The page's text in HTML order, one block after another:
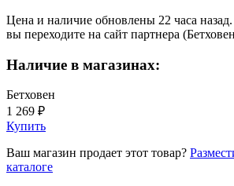
Цена и наличие обновлены 22 часа
вы переходите на сайт партнера
Наличие в магазинах:
Бетховен
1 269 ₽
Купить
Ваш магазин продает этот товар?
каталоге